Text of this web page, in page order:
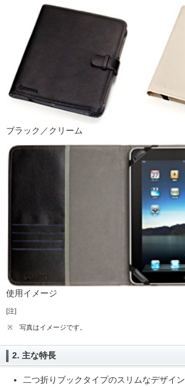
ブラック／クリーム
使用イメージ
[注]
※ 写真はイメージです。
2. 主な特長
二つ折りブックタイプのスリムなデザイン